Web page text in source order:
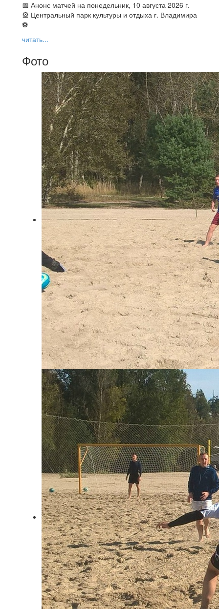
📅 Анонс матчей на понедельник, 10 августа 2026 г.
🎡 Центральный парк культуры и отдыха г. Владимира
⚽
читать...
Фото